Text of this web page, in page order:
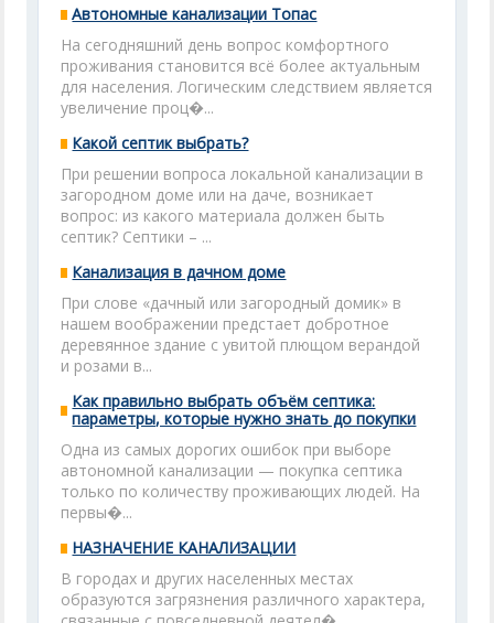
Автономные канализации Топас
На сегодняшний день вопрос комфортного
проживания становится всё более актуальным
для населения. Логическим следствием является
увеличение проц�...
Какой септик выбрать?
При решении вопроса локальной канализации в
загородном доме или на даче, возникает
вопрос: из какого материала должен быть
септик? Септики – ...
Канализация в дачном доме
При слове «дачный или загородный домик» в
нашем воображении предстает добротное
деревянное здание с увитой плющом верандой
и розами в...
Как правильно выбрать объём септика:
параметры, которые нужно знать до покупки
Одна из самых дорогих ошибок при выборе
автономной канализации — покупка септика
только по количеству проживающих людей. На
первы�...
НАЗНАЧЕНИЕ КАНАЛИЗАЦИИ
В городах и других населенных местах
образуются загрязнения различного характера,